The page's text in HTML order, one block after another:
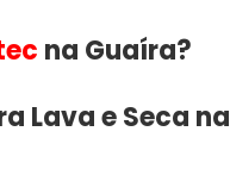
na Guaíra​​​?
Lava e Seca na